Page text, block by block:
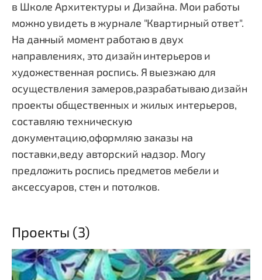
в Школе Архитектуры и Дизайна. Мои работы
можно увидеть в журнале "Квартирный ответ".
На данный момент работаю в двух
направлениях, это дизайн интерьеров и
художественная роспись. Я выезжаю для
осуществления замеров,разрабатываю дизайн
проекты общественных и жилых интерьеров,
составляю техническую
документацию,оформляю заказы на
поставки,веду авторский надзор. Могу
предложить роспись предметов мебели и
аксессуаров, стен и потолков.
Проекты (3)